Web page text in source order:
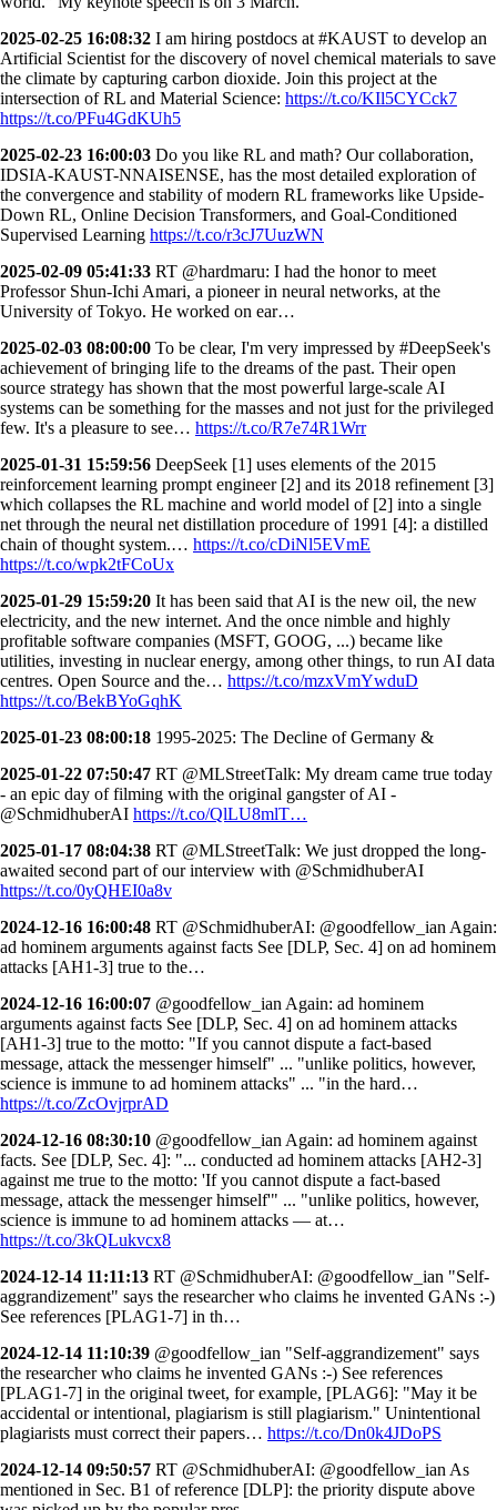
2025-02-25 16:08:32 I am hiring postdocs at #KAUST to develop an
Artificial Scientist for the discovery of novel chemical materials to save
the climate by capturing carbon dioxide. Join this project at the
intersection of RL and Material Science: https://t.co/KIl5CYCck7
https://t.co/PFu4GdKUh5
2025-02-23 16:00:03 Do you like RL and math? Our collaboration,
IDSIA-KAUST-NNAISENSE, has the most detailed exploration of
the convergence and stability of modern RL frameworks like Upside-
Down RL, Online Decision Transformers, and Goal-Conditioned
Supervised Learning https://t.co/r3cJ7UuzWN
2025-02-09 05:41:33 RT @hardmaru: I had the honor to meet
Professor Shun-Ichi Amari, a pioneer in neural networks, at the
University of Tokyo. He worked on ear…
2025-02-03 08:00:00 To be clear, I'm very impressed by #DeepSeek's
achievement of bringing life to the dreams of the past. Their open
source strategy has shown that the most powerful large-scale AI
systems can be something for the masses and not just for the privileged
few. It's a pleasure to see… https://t.co/R7e74R1Wrr
2025-01-31 15:59:56 DeepSeek [1] uses elements of the 2015
reinforcement learning prompt engineer [2] and its 2018 refinement [3]
which collapses the RL machine and world model of [2] into a single
net through the neural net distillation procedure of 1991 [4]: a distilled
chain of thought system.… https://t.co/cDiNl5EVmE
https://t.co/wpk2tFCoUx
2025-01-29 15:59:20 It has been said that AI is the new oil, the new
electricity, and the new internet. And the once nimble and highly
profitable software companies (MSFT, GOOG, ...) became like
utilities, investing in nuclear energy, among other things, to run AI data
centres. Open Source and the… https://t.co/mzxVmYwduD
https://t.co/BekBYoGqhK
2025-01-23 08:00:18 1995-2025: The Decline of Germany &
2025-01-22 07:50:47 RT @MLStreetTalk: My dream came true today
- an epic day of filming with the original gangster of AI -
@SchmidhuberAI https://t.co/QlLU8mlT…
2025-01-17 08:04:38 RT @MLStreetTalk: We just dropped the long-
awaited second part of our interview with @SchmidhuberAI
https://t.co/0yQHEI0a8v
2024-12-16 16:00:48 RT @SchmidhuberAI: @goodfellow_ian Again:
ad hominem arguments against facts See [DLP, Sec. 4] on ad hominem
attacks [AH1-3] true to the…
2024-12-16 16:00:07 @goodfellow_ian Again: ad hominem
arguments against facts See [DLP, Sec. 4] on ad hominem attacks
[AH1-3] true to the motto: "If you cannot dispute a fact-based
message, attack the messenger himself" ... "unlike politics, however,
science is immune to ad hominem attacks" ... "in the hard…
https://t.co/ZcOvjrprAD
2024-12-16 08:30:10 @goodfellow_ian Again: ad hominem against
facts. See [DLP, Sec. 4]: "... conducted ad hominem attacks [AH2-3]
against me true to the motto: 'If you cannot dispute a fact-based
message, attack the messenger himself'" ... "unlike politics, however,
science is immune to ad hominem attacks — at…
https://t.co/3kQLukvcx8
2024-12-14 11:11:13 RT @SchmidhuberAI: @goodfellow_ian "Self-
aggrandizement" says the researcher who claims he invented GANs :-)
See references [PLAG1-7] in th…
2024-12-14 11:10:39 @goodfellow_ian "Self-aggrandizement" says
the researcher who claims he invented GANs :-) See references
[PLAG1-7] in the original tweet, for example, [PLAG6]: "May it be
accidental or intentional, plagiarism is still plagiarism." Unintentional
plagiarists must correct their papers… https://t.co/Dn0k4JDoPS
2024-12-14 09:50:57 RT @SchmidhuberAI: @goodfellow_ian As
mentioned in Sec. B1 of reference [DLP]: the priority dispute above